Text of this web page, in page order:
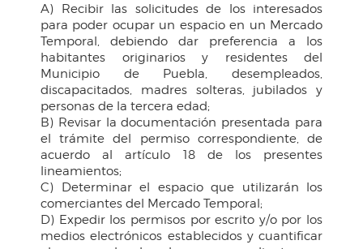
A) Recibir las solicitudes de los interesados
para poder ocupar un espacio en un Mercado
Temporal, debiendo dar preferencia a los
habitantes originarios y residentes del
Municipio de Puebla, desempleados,
discapacitados, madres solteras, jubilados y
personas de la tercera edad;
B) Revisar la documentación presentada para
el trámite del permiso correspondiente, de
acuerdo al artículo 18 de los presentes
lineamientos;
C) Determinar el espacio que utilizarán los
comerciantes del Mercado Temporal;
D) Expedir los permisos por escrito y/o por los
medios electrónicos establecidos y cuantificar